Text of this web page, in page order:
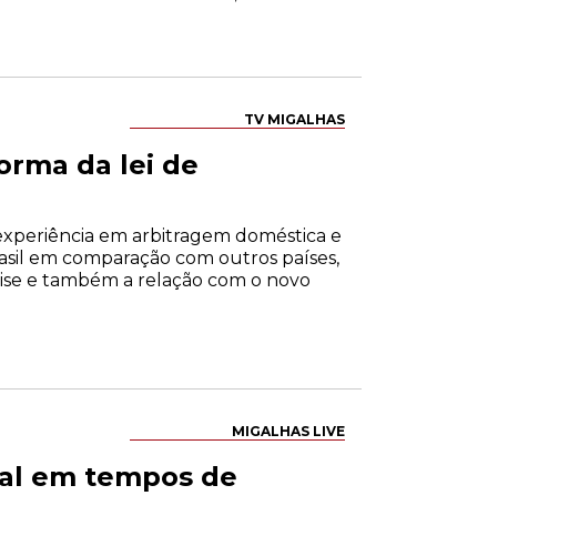
TV MIGALHAS
da lei de
em arbitragem doméstica e
em comparação com outros países,
e também a relação com o novo
MIGALHAS LIVE
em tempos de